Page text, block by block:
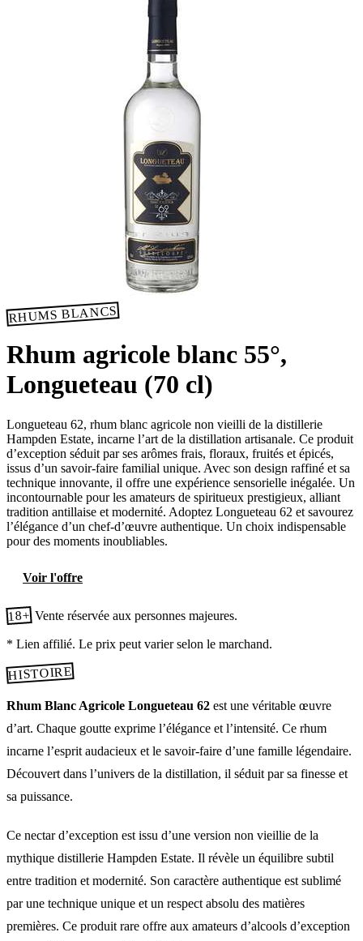
RHUMS BLANCS
Rhum agricole blanc 55°,
Longueteau (70 cl)
Longueteau 62, rhum blanc agricole non vieilli de la distillerie
Hampden Estate, incarne l’art de la distillation artisanale. Ce produit
d’exception séduit par ses arômes frais, floraux, fruités et épicés,
issus d’un savoir-faire familial unique. Avec son design raffiné et sa
technique innovante, il offre une expérience sensorielle inégalée. Un
incontournable pour les amateurs de spiritueux prestigieux, alliant
tradition antillaise et modernité. Adoptez Longueteau 62 et savourez
l’élégance d’un chef-d’œuvre authentique. Un choix indispensable
pour des moments inoubliables.
Voir l'offre
18+ Vente réservée aux personnes majeures.
* Lien affilié. Le prix peut varier selon le marchand.
HISTOIRE
Rhum Blanc Agricole Longueteau 62 est une véritable œuvre
d’art. Chaque goutte exprime l’élégance et l’intensité. Ce rhum
incarne l’esprit audacieux et le savoir-faire d’une famille légendaire.
Découvert dans l’univers de la distillation, il séduit par sa finesse et
sa puissance.
Ce nectar d’exception est issu d’une version non vieillie de la
mythique distillerie Hampden Estate. Il révèle un équilibre subtil
entre tradition et modernité. Son caractère authentique est sublimé
par une technique unique et un respect absolu des matières
premières. Ce produit rare offre aux amateurs d’alcools d’exception